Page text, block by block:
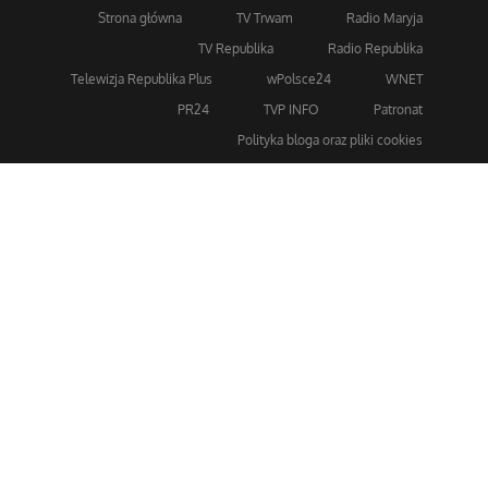
Strona główna TV Trwam
Radio Maryja
TV Republika
Radio Republika
Telewizja Republika Plus
wPolsce24
WNET
PR24
TVP INFO
Patronat
Polityka bloga oraz pliki cookies